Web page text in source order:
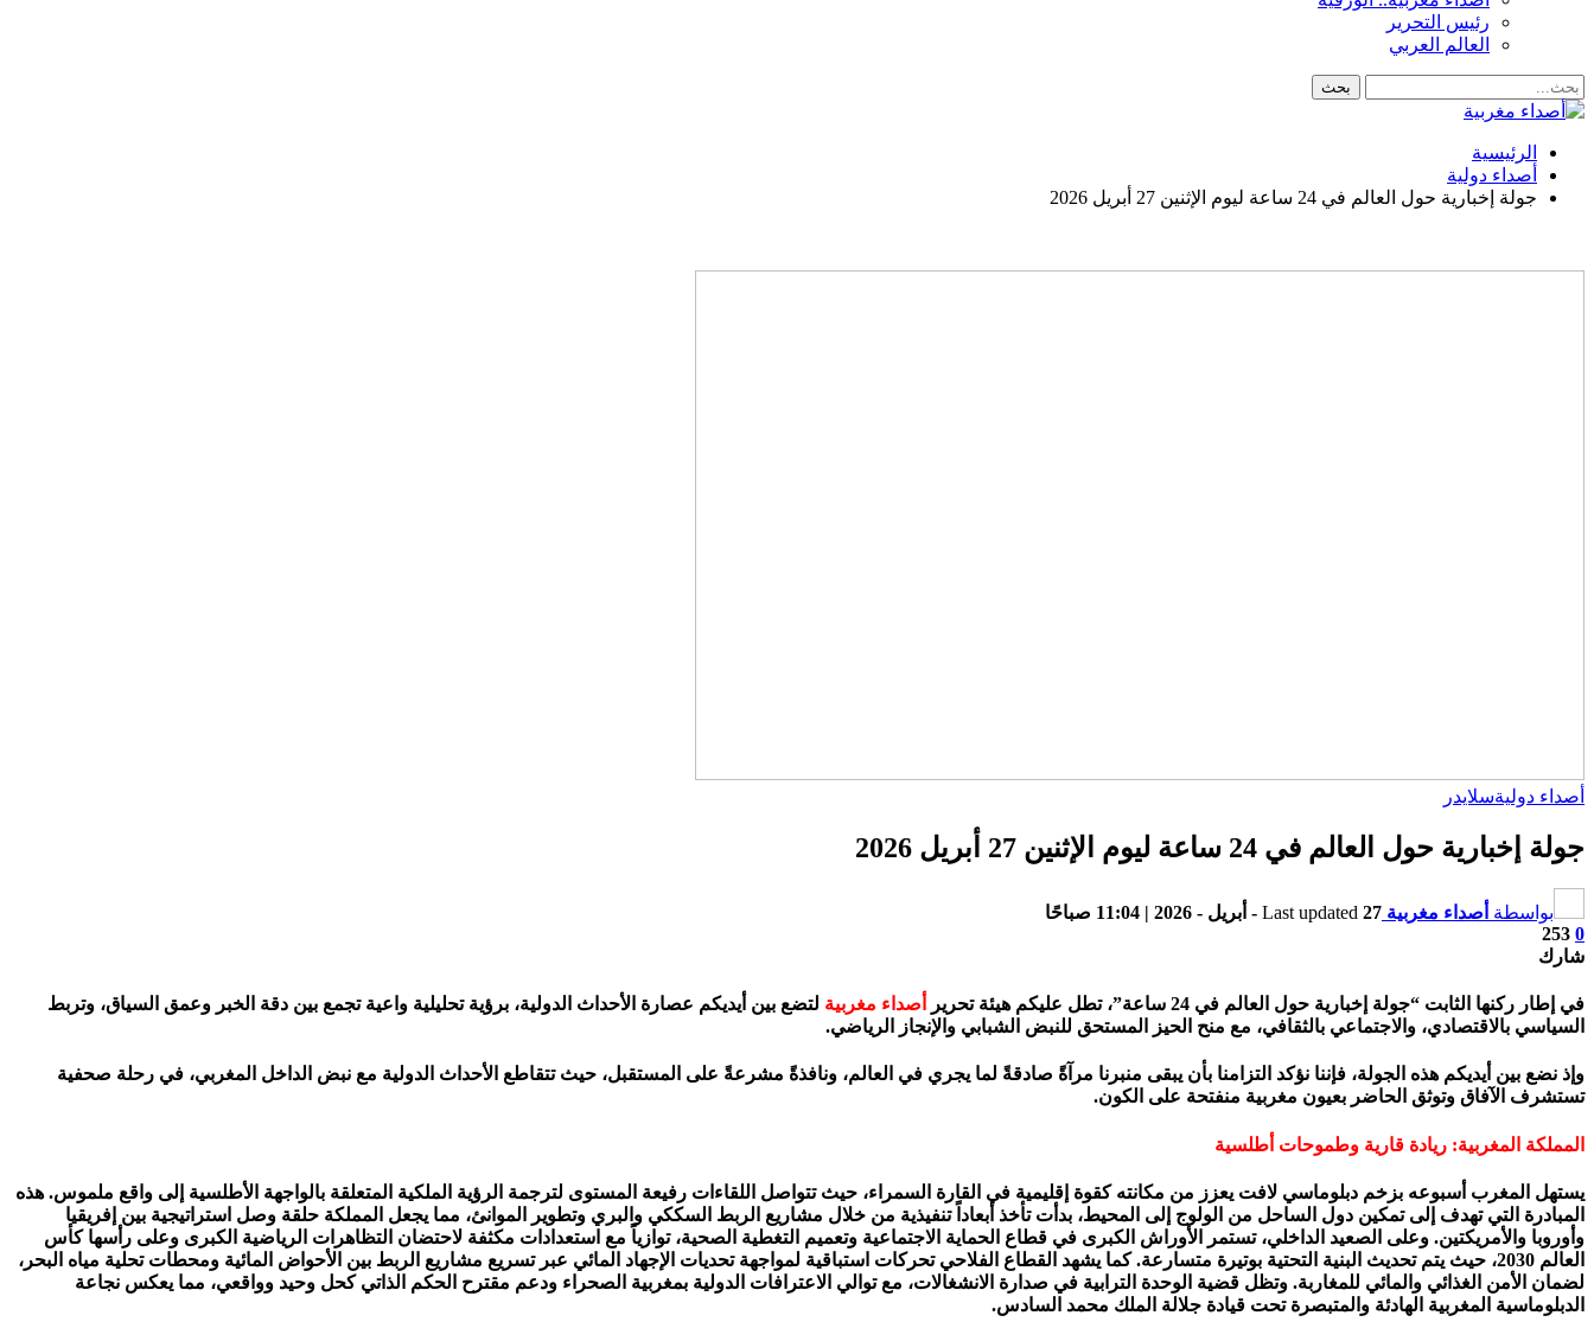
رئيس التحرير
العالم العربي
الرئيسية
أصداء دولية
جولة إخبارية حول العالم في 24 ساعة ليوم الإثنين 27 أبريل 2026
أصداء دوليةسلايدر
جولة إخبارية حول العالم في 24 ساعة ليوم الإثنين 27 أبريل 2026
بواسطة أصداء مغربية Last updated 27 - أبريل - 2026 | 11:04 صباحًا
0
253
شارك
في إطار ركنها الثابت “جولة إخبارية حول العالم في 24 ساعة”، تطل عليكم هيئة تحرير أصداء مغربية لتضع بين أيديكم عصارة الأحداث الدولية، برؤية تحليلية واعية تجمع بين دقة الخبر وعمق السياق، وتربط
السياسي بالاقتصادي، والاجتماعي بالثقافي، مع منح الحيز المستحق للنبض الشبابي والإنجاز الرياضي.
وإذ نضع بين أيديكم هذه الجولة، فإننا نؤكد التزامنا بأن يبقى منبرنا مرآةً صادقةً لما يجري في العالم، ونافذةً مشرعةً على المستقبل، حيث تتقاطع الأحداث الدولية مع نبض الداخل المغربي، في رحلة صحفية
تستشرف الآفاق وتوثق الحاضر بعيون مغربية منفتحة على الكون.
المملكة المغربية: ريادة قارية وطموحات أطلسية
يستهل المغرب أسبوعه بزخم دبلوماسي لافت يعزز من مكانته كقوة إقليمية في القارة السمراء، حيث تتواصل اللقاءات رفيعة المستوى لترجمة الرؤية الملكية المتعلقة بالواجهة الأطلسية إلى واقع ملموس. هذه
المبادرة التي تهدف إلى تمكين دول الساحل من الولوج إلى المحيط، بدأت تأخذ أبعاداً تنفيذية من خلال مشاريع الربط السككي والبري وتطوير الموانئ، مما يجعل المملكة حلقة وصل استراتيجية بين إفريقيا
وأوروبا والأمريكتين. وعلى الصعيد الداخلي، تستمر الأوراش الكبرى في قطاع الحماية الاجتماعية وتعميم التغطية الصحية، توازياً مع استعدادات مكثفة لاحتضان التظاهرات الرياضية الكبرى وعلى رأسها كأس
العالم 2030، حيث يتم تحديث البنية التحتية بوتيرة متسارعة. كما يشهد القطاع الفلاحي تحركات استباقية لمواجهة تحديات الإجهاد المائي عبر تسريع مشاريع الربط بين الأحواض المائية ومحطات تحلية مياه البحر،
لضمان الأمن الغذائي والمائي للمغاربة. وتظل قضية الوحدة الترابية في صدارة الانشغالات، مع توالي الاعترافات الدولية بمغربية الصحراء ودعم مقترح الحكم الذاتي كحل وحيد وواقعي، مما يعكس نجاعة
الدبلوماسية المغربية الهادئة والمتبصرة تحت قيادة جلالة الملك محمد السادس.